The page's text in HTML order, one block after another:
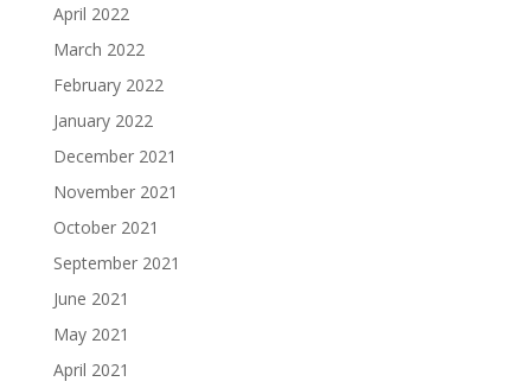
April 2022
March 2022
February 2022
January 2022
December 2021
November 2021
October 2021
September 2021
June 2021
May 2021
April 2021